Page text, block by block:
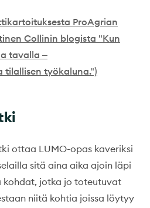
ProAgrian
Collinin blogista "Kun
tavalla –
tilallisen työkaluna.")
ottaa LUMO-opas kaveriksi
sitä aina aika ajoin läpi
kohdat, jotka jo toteutuvat
niitä kohtia joissa löytyy